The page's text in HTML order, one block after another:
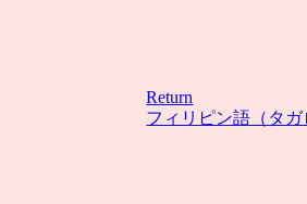
Return
フィリピン語（タ